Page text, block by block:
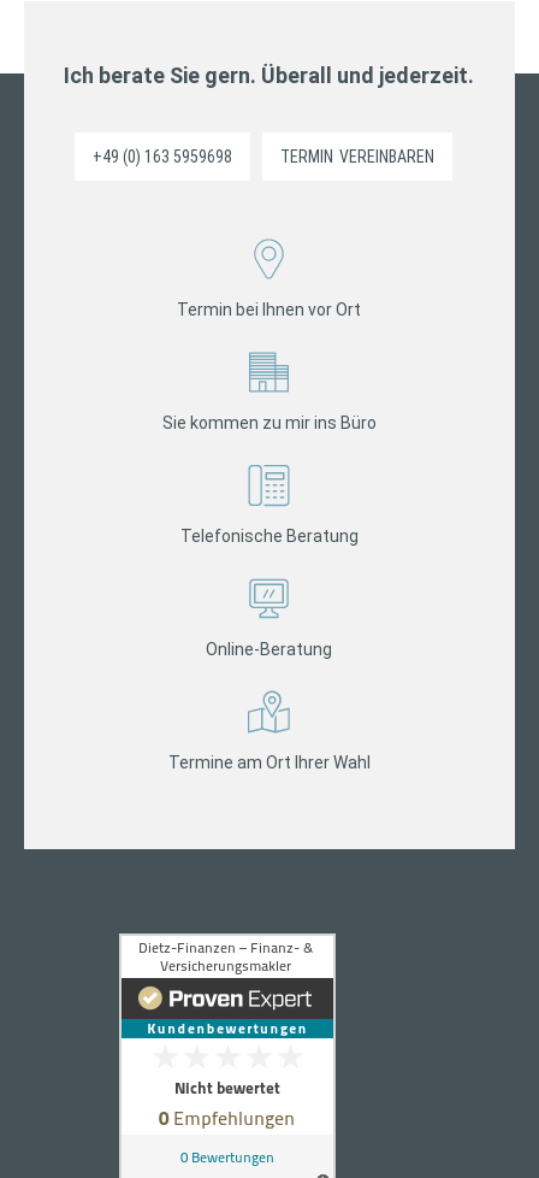
Ich berate Sie gern. Überall und jederzeit.
+49 (0) 163 5959698 TERMIN VEREINBAREN
Termin bei Ihnen vor Ort
Sie kommen zu mir ins Büro
Telefonische Beratung
Online-Beratung
Termine am Ort Ihrer Wahl